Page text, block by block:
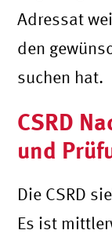
Adressat
den
suchen hat.
CSRD
und
Die CSRD
Es ist